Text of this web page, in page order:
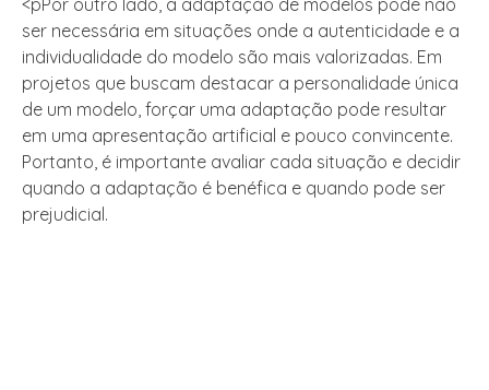
<pPor outro lado, a adaptação de modelos pode não
ser necessária em situações onde a autenticidade e a
individualidade do modelo são mais valorizadas. Em
projetos que buscam destacar a personalidade única
de um modelo, forçar uma adaptação pode resultar
em uma apresentação artificial e pouco convincente.
Portanto, é importante avaliar cada situação e decidir
quando a adaptação é benéfica e quando pode ser
prejudicial.